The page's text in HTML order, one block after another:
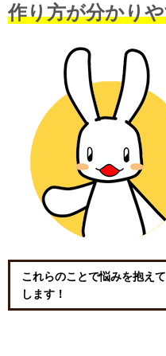
作り方が分かり
これらのことで悩みを抱え
します！